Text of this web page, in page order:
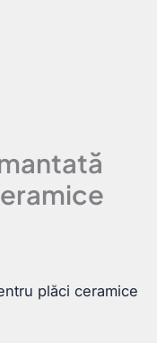
plăci ceramice